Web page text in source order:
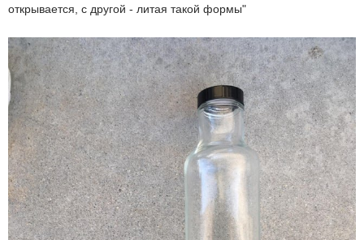
открывается, с другой - литая такой формы"